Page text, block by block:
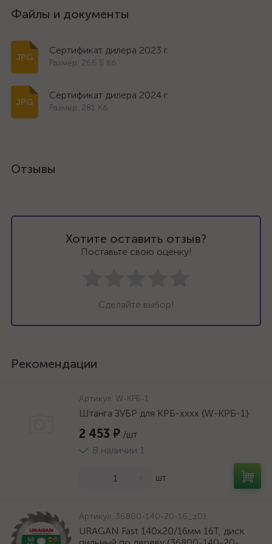
Файлы и документы
Сертификат дилера 2023 г.
Размер: 266.5 Кб
Сертификат дилера 2024 г.
Размер: 281 Кб
Отзывы
Хотите оставить отзыв?
Поставьте свою оценку!
Сделайте выбор!
Рекомендации
Артикул: W-КРБ-1
Штанга ЗУБР для КРБ-хххх {W-КРБ-1}
2 453 ₽ /шт
В наличии 1
шт
Артикул: 36800-140-20-16_z01
URAGAN Fast 140x20/16мм 16Т, диск